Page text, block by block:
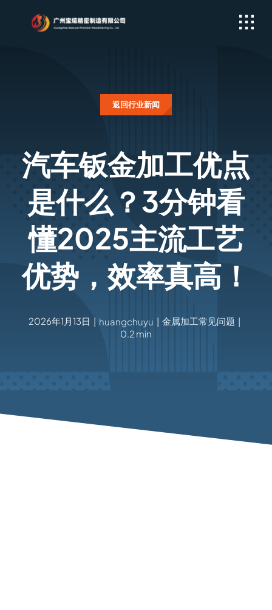
返回行业新闻
汽车钣金加工优点
是什么？3分钟看
懂2025主流工艺
优势，效率真高！
2026年1月13日 | huangchuyu | 金属加工常见问题 |
0.2 min